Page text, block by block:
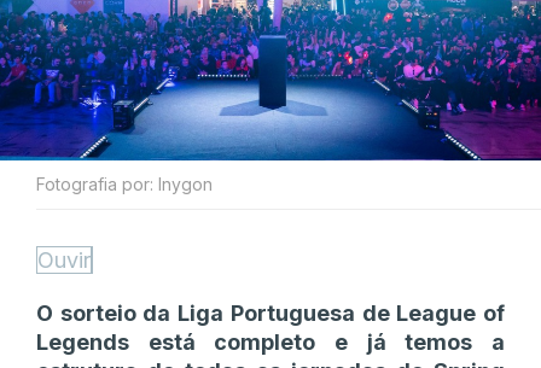
Fotografia por: Inygon
Ouvir
O sorteio da Liga Portuguesa de League of
Legends está completo e já temos a